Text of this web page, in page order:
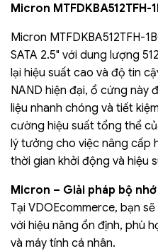
Micron MTFDKBA512TFH-
Micron MTFDKBA512TFH-
SATA 2.5" với dung lượng
lại hiệu suất cao và độ tin
NAND hiện đại, ổ cứng
liệu nhanh chóng và tiết
cường hiệu suất tổng thể
lý tưởng cho việc nâng cấp
thời gian khởi động và hiệu
Micron – Giải pháp bộ
Tại VDOEcommerce, bạn
với hiệu năng ổn định, phù
và máy tính cá nhân.